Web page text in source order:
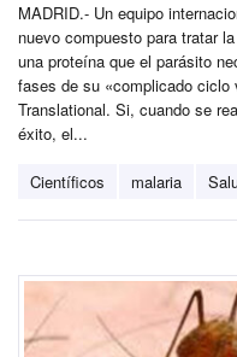
MADRID.- Un equipo
nuevo compuesto para tratar
una proteína que el parásito
fases de su «complicado
Translational. Si, cuando se
éxito, el...
Científicos malaria